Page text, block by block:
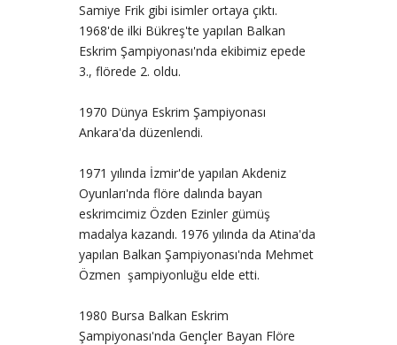
Samiye Frik gibi isimler ortaya çıktı.
1968'de ilki Bükreş'te yapılan Balkan
Eskrim Şampiyonası'nda ekibimiz epede
3., flörede 2. oldu.
1970 Dünya Eskrim Şampiyonası
Ankara'da düzenlendi.
1971 yılında İzmir'de yapılan Akdeniz
Oyunları'nda flöre dalında bayan
eskrimcimiz Özden Ezinler gümüş
madalya kazandı. 1976 yılında da Atina'da
yapılan Balkan Şampiyonası'nda Mehmet
Özmen şampiyonluğu elde etti.
1980 Bursa Balkan Eskrim
Şampiyonası'nda Gençler Bayan Flöre